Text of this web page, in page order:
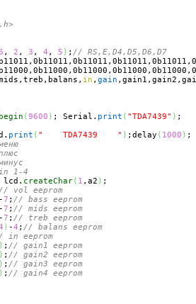
, 2 , 3 , 4 , 5 ) ; // RS,E,D4,D5,D6,D7
in , gain
begin (9600 ) ; Serial. print ( "TDA7439" ) ;
print ( "    TDA7439    " ) ;delay ( 1000 ) ;
1-4
lcd. createChar( 1 ,a2 ) ;
// vol eeprom
-7 ; // bass eeprom
-7 ; // mids eeprom
-7 ; // treb eeprom
) -4 ; // balans eeprom
in eeprom
) ; // gain1 eeprom
) ; // gain2 eeprom
) ; // gain3 eeprom
) ; // gain4 eeprom